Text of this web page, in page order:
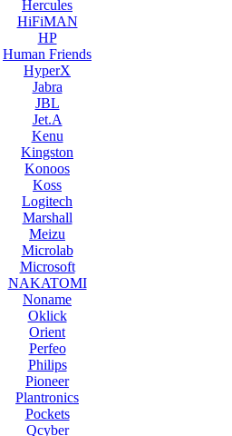
Hercules
HiFiMAN
HP
Human Friends
HyperX
Jabra
JBL
Jet.A
Kenu
Kingston
Konoos
Koss
Logitech
Marshall
Meizu
Microlab
Microsoft
NAKATOMI
Noname
Oklick
Orient
Perfeo
Philips
Pioneer
Plantronics
Pockets
Qcyber